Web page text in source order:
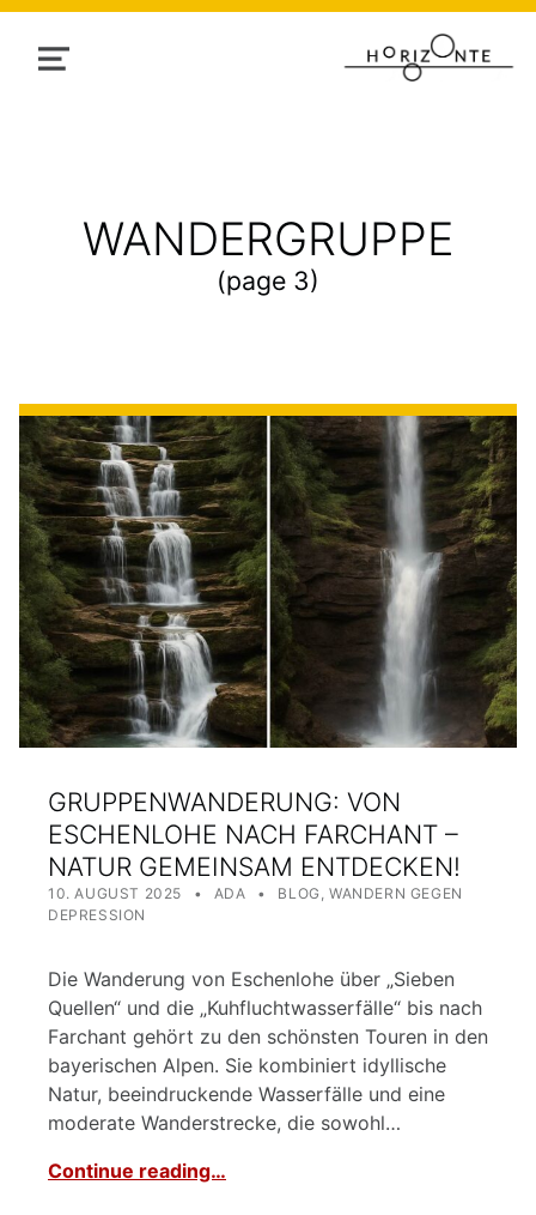
MENU
TAG:
WANDERGRUPPE
(page 3)
GRUPPENWANDERUNG: VON
ESCHENLOHE NACH FARCHANT –
NATUR GEMEINSAM ENTDECKEN!
POSTED ON:
10. AUGUST 2025
WRITTEN BY:
ADA CATEGORIZED IN:
BLOG ,WANDERN GEGEN
DEPRESSION
Die Wanderung von Eschenlohe über „Sieben
Quellen“ und die „Kuhfluchtwasserfälle“ bis nach
Farchant gehört zu den schönsten Touren in den
bayerischen Alpen. Sie kombiniert idyllische
Natur, beeindruckende Wasserfälle und eine
moderate Wanderstrecke, die sowohl…
Continue reading…